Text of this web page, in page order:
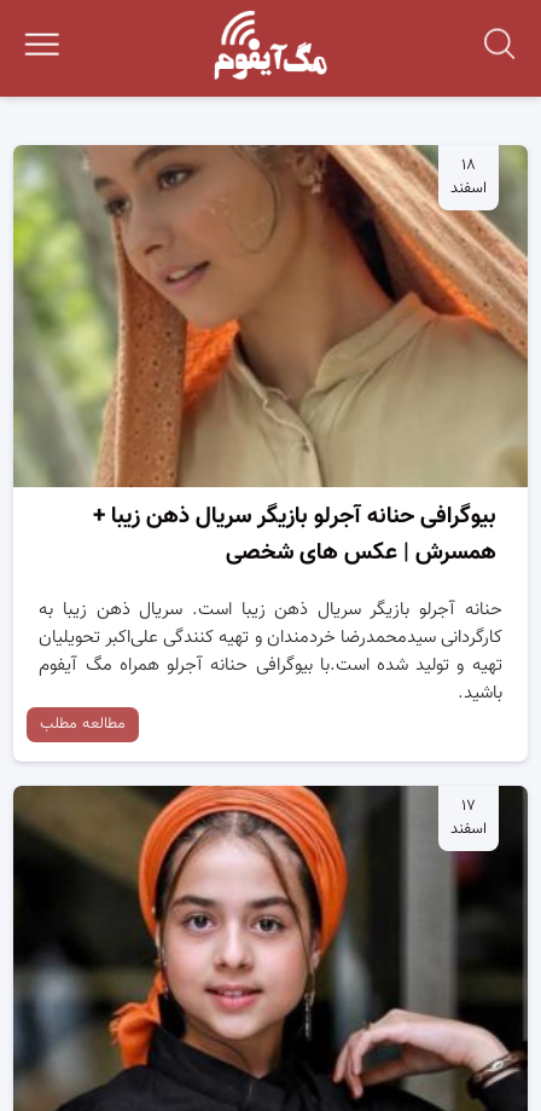
۱۸
اسفند
بیوگرافی حنانه آجرلو بازیگر سریال ذهن زیبا +
همسرش | عکس های شخصی
حنانه آجرلو بازیگر سریال ذهن زیبا است. سریال ذهن زیبا به
کارگردانی سیدمحمدرضا خردمندان و تهیه کنندگی علی‌اکبر تحویلیان
تهیه و تولید شده است.با بیوگرافی حنانه آجرلو همراه مگ آیفوم
باشید.
مطالعه مطلب
۱۷
اسفند